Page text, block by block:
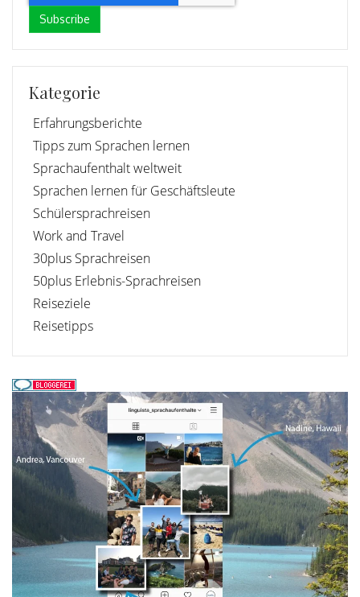
Kategorie
Erfahrungsberichte
Tipps zum Sprachen lernen
Sprachaufenthalt weltweit
Sprachen lernen für Geschäftsleute
Schülersprachreisen
Work and Travel
30plus Sprachreisen
50plus Erlebnis-Sprachreisen
Reiseziele
Reisetipps